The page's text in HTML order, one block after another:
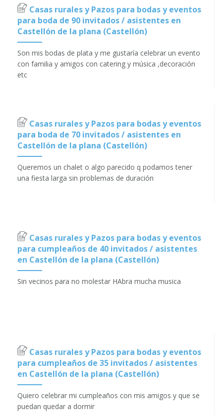
Casas rurales y Pazos para bodas y eventos
para boda de 90 invitados / asistentes en
Castellón de la plana (Castellón)
Son mis bodas de plata y me gustaría celebrar un evento
con familia y amigos con catering y música ,decoración
etc
Casas rurales y Pazos para bodas y eventos
para boda de 70 invitados / asistentes en
Castellón de la plana (Castellón)
Queremos un chalet o algo parecido q podamos tener
una fiesta larga sin problemas de duración
Casas rurales y Pazos para bodas y eventos
para cumpleaños de 40 invitados / asistentes
en Castellón de la plana (Castellón)
Sin vecinos para no molestar HAbra mucha musica
Casas rurales y Pazos para bodas y eventos
para cumpleaños de 35 invitados / asistentes
en Castellón de la plana (Castellón)
Quiero celebrar mi cumpleaños con mis amigos y que se
puedan quedar a dormir